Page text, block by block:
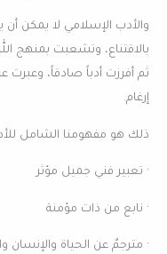
والأدب الإسلامي لا يمكن
بالاقتناع، وتشعبت بمنهج
ثم أفرزت أدباً صادقاً، وعبرت
إرغام.
ذلك هو مفهومنا الشامل
· تعبير فني جميل مؤثر
· نابع من ذات مؤمنة
· مترجمٌ عن الحياة والإنسان